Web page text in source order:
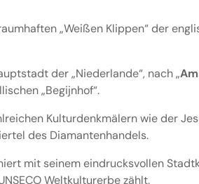
„Weißen Klippen“ der
der „Niederlande“, nach „
„Begijnhof“.
Kulturdenkmälern wie der
des Diamantenhandels.
mit seinem eindrucksvollen
Weltkulturerbe zählt.